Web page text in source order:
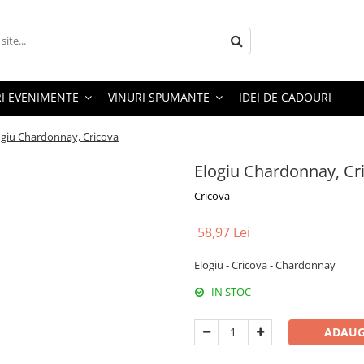
EVENIMENTE VINURI SPUMANTE IDEI DE CADOURI
Chardonnay, Cricova
Elogiu Chardonnay,
Cricova
58,97 Lei
Elogiu - Cricova - Chardonnay
IN STOC